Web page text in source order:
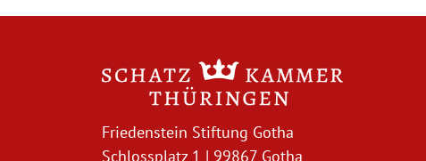
Friedenstein Stiftung Gotha
Schlossplatz 1 | 99867 Gotha